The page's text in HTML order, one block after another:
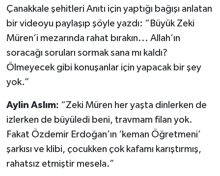
Çanakkale şehitleri Anıtı için yaptığı bağışı anlatan
bir videoyu paylaşıp şöyle yazdı: “Büyük Zeki
Müren’i mezarında rahat bırakın... Allah’ın
soracağı soruları sormak sana mı kaldı?
Ölmeyecek gibi konuşanlar için yapacak bir şey
yok.”
Aylin Aslım: “Zeki Müren her yaşta dinlerken de
izlerken de büyüledi beni, travmam filan yok.
Fakat Özdemir Erdoğan’ın ‘keman Öğretmeni’
şarkısı ve klibi, çocukken çok kafamı karıştırmış,
rahatsız etmiştir mesela.”